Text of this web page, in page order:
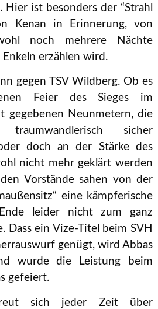
Hier ist besonders der “Strahl
Kenan in Erinnerung, von
noch mehrere Nächte
erzählen wird.
gegen TSV Wildberg. Ob es
Feier des Sieges im
gegebenen Neunmetern, die
sicher
doch an der Stärke des
nicht mehr geklärt werden
Vorstände sahen von der
eine kämpferische
leider nicht zum ganz
Dass ein Vize-Titel beim SVH
genügt, wird Abbas
wurde die Leistung beim
gefeiert.
sich jeder Zeit über